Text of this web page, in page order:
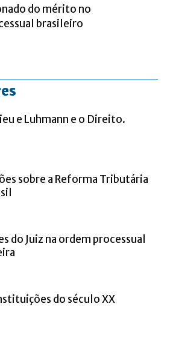
do mérito no
brasileiro
e Luhmann e o Direito.
sobre a Reforma Tributária
do Juiz na ordem processual
do século XX